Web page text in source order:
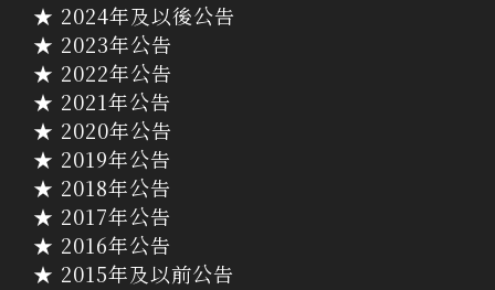
★ 2024年及以後公告
★ 2023年公告
★ 2022年公告
★ 2021年公告
★ 2020年公告
★ 2019年公告
★ 2018年公告
★ 2017年公告
★ 2016年公告
★ 2015年及以前公告